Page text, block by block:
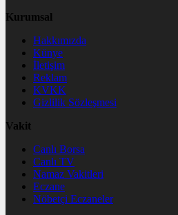
Kurumsal
Hakkımızda
Künye
İletişim
Reklam
KVKK
Gizlilik Sözleşmesi
Vakit
Canlı Borsa
Canlı TV
Namaz Vakitleri
Eczane
Nöbetçi Eczaneler